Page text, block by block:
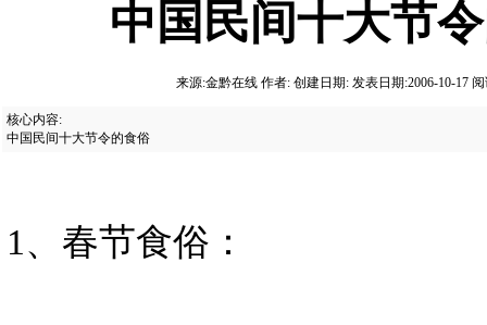
中国民间十大节
来源:金黔在线 作者: 创建日期: 发表日期:2006-10-17 阅
核心内容:
中国民间十大节令的食俗
1、春节食俗：